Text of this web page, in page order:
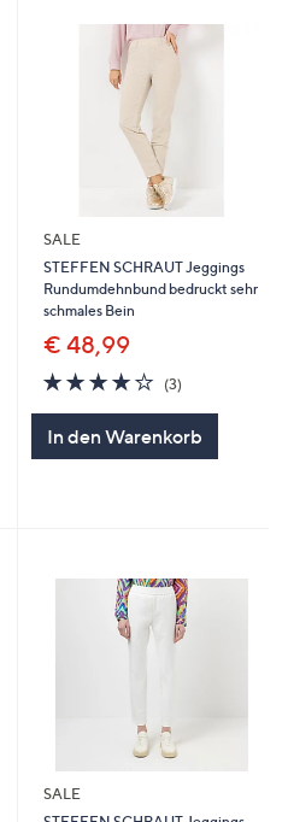
SALE
STEFFEN SCHRAUT Jeggings
Rundumdehnbund bedruckt sehr
schmales Bein
€ 48,99
3.7
von
(3)3
In den Warenkorb
SALE